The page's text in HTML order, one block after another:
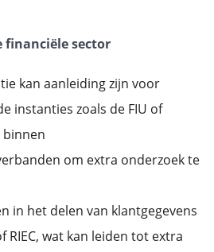
financiële sector
kan aanleiding zijn voor
instanties zoals de FIU of
om extra onderzoek te
in het delen van klantgegevens
RIEC, wat kan leiden tot extra